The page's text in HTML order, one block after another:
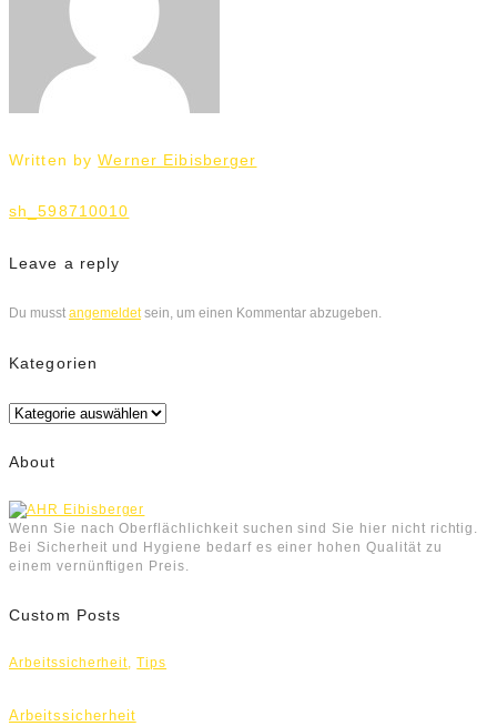
Written byWerner Eibisberger
Beitrags-
Navigation
sh_598710010
Leave a reply
Du musst angemeldetsein, um einen Kommentar abzugeben.
Kategorien
Kategorien
About
Wenn Sie nach Oberflächlichkeit suchen sind Sie hier nicht richtig.
Bei Sicherheit und Hygiene bedarf es einer hohen Qualität zu
einem vernünftigen Preis.
Custom Posts
Arbeitssicherheit,Tips
Arbeitssicherheit